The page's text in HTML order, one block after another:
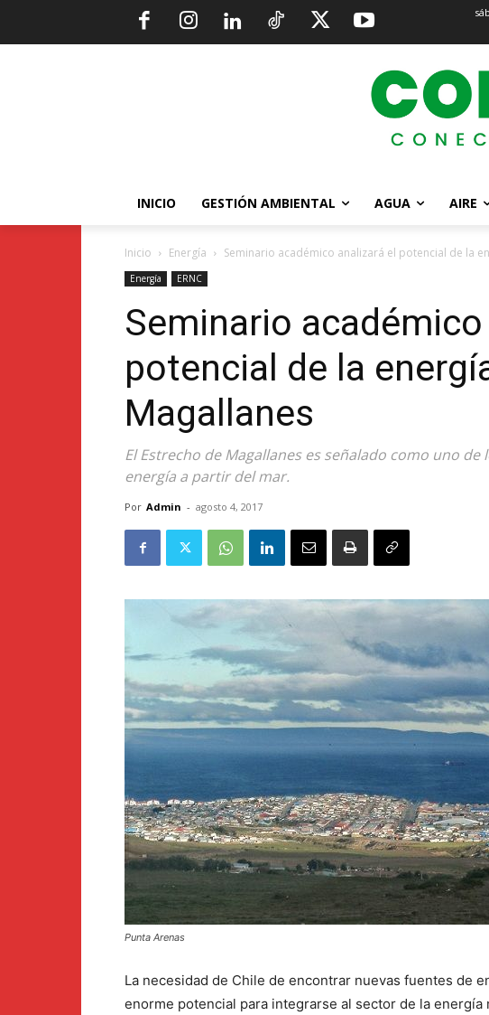
INICIO GESTIÓN AMBIENTAL AGUA AIRE
Inicio Energía Seminario académico analizará el potencial de la
Energía ERNC
Seminario académico
potencial de la
Magallanes
El Estrecho de Magallanes es señalado como uno
energía a partir del mar.
Por Admin - agosto 4, 2017
Punta Arenas
La necesidad de Chile de encontrar nuevas fuentes de
enorme potencial para integrarse al sector de la